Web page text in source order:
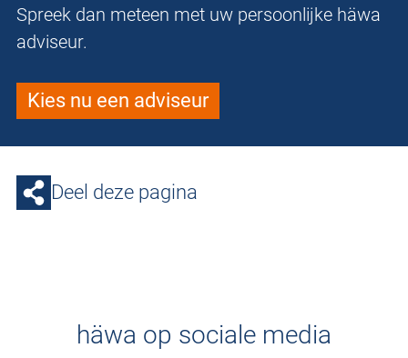
Spreek dan meteen met uw persoonlijke häwa
adviseur.
Kies nu een adviseur
Deel deze pagina
häwa op sociale media